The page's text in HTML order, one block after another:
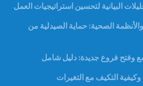
البيانية لتحسين استراتيجيات العمل
والأنظمة الصحية: حماية الصيدلية من
وفتح فروع جديدة: دليل شامل
التكيف مع التغيرات